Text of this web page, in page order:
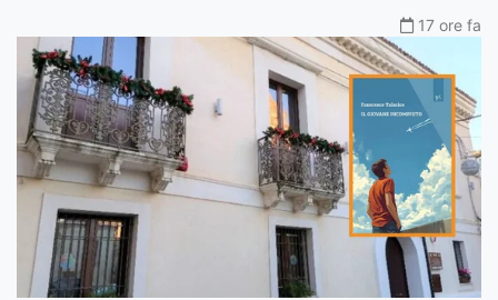
17 ore fa